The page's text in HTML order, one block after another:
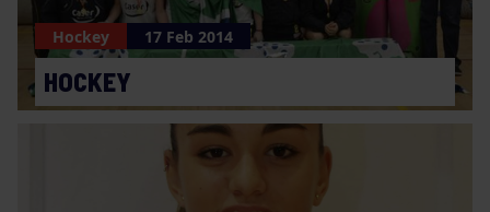
Hockey 17 Feb 2014
HOCKEY